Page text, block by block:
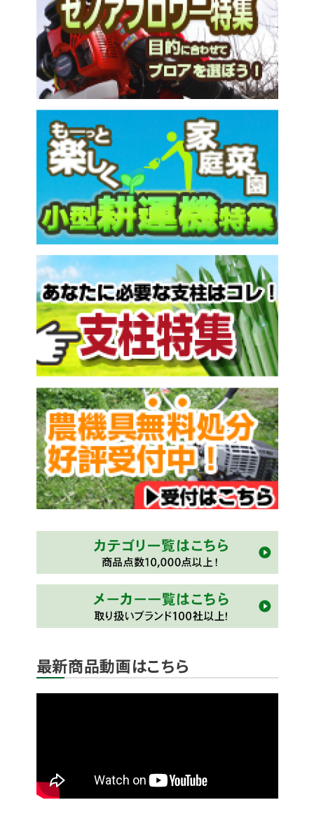
最新商品動画はこちら